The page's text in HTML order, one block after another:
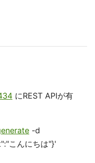
にREST APIが有
-d
こんにちは"}'